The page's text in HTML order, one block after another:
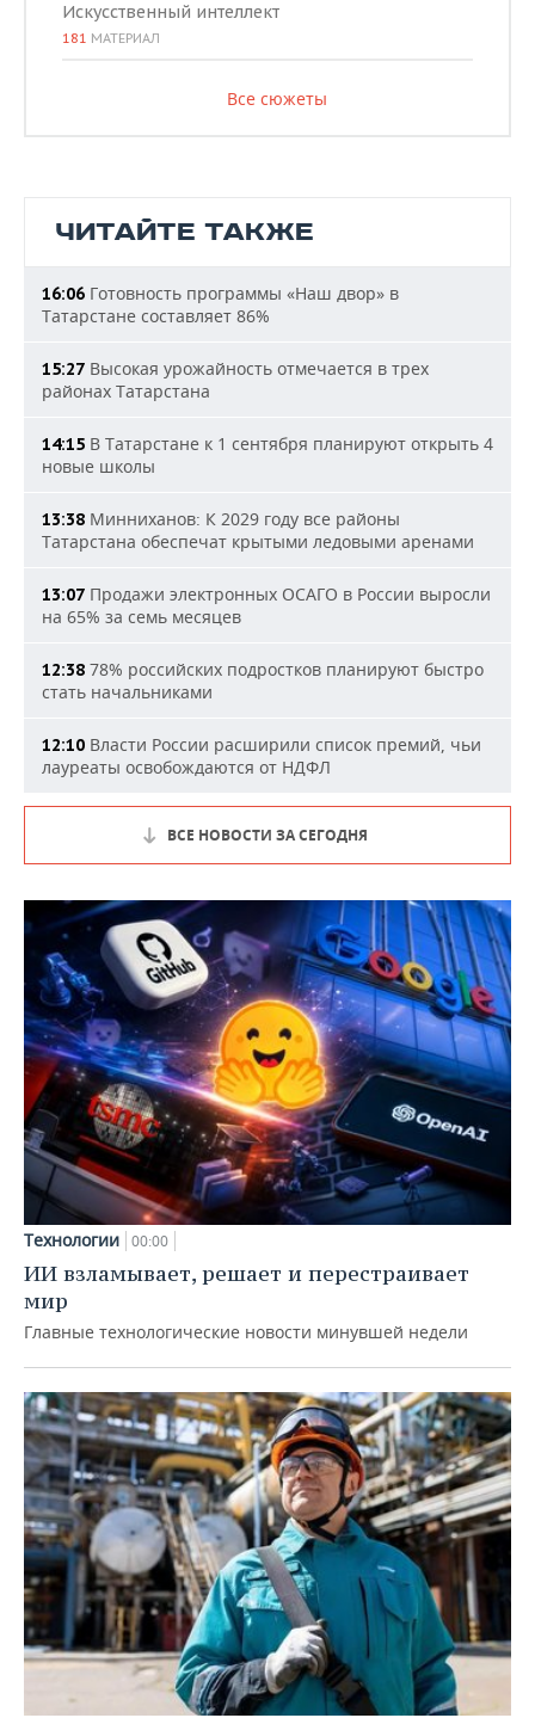
Искусственный интеллект
181 МАТЕРИАЛ
Все сюжеты
ЧИТАЙТЕ ТАКЖЕ
16:06 Готовность программы «Наш двор» в
Татарстане составляет 86%
15:27 Высокая урожайность отмечается в трех
районах Татарстана
14:15 В Татарстане к 1 сентября планируют открыть 4
новые школы
13:38 Минниханов: К 2029 году все районы
Татарстана обеспечат крытыми ледовыми аренами
13:07 Продажи электронных ОСАГО в России выросли
на 65% за семь месяцев
12:38 78% российских подростков планируют быстро
стать начальниками
12:10 Власти России расширили список премий, чьи
лауреаты освобождаются от НДФЛ
ВСЕ НОВОСТИ ЗА СЕГОДНЯ
Технологии 00:00
ИИ взламывает, решает и перестраивает
мир
Главные технологические новости минувшей недели